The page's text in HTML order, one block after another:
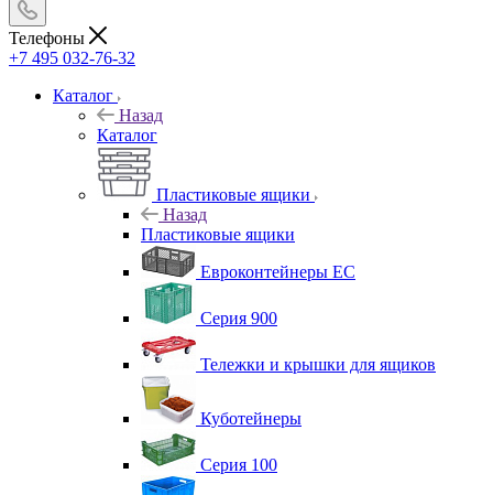
Телефоны
+7 495 032-76-32
Каталог
Назад
Каталог
Пластиковые ящики
Назад
Пластиковые ящики
Евроконтейнеры ЕС
Серия 900
Тележки и крышки для ящиков
Куботейнеры
Серия 100